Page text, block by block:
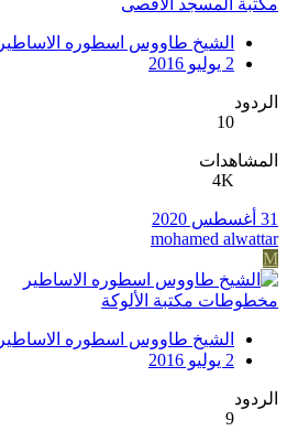
مكتبة المسجد الأقصى
الشيخ طاووس اسطوره الاساطير
2 يوليو 2016
الردود
10
المشاهدات
4K
31 أغسطس 2020
mohamed alwattar
M
مخطوطات مكتبة الألوكة
الشيخ طاووس اسطوره الاساطير
2 يوليو 2016
الردود
9